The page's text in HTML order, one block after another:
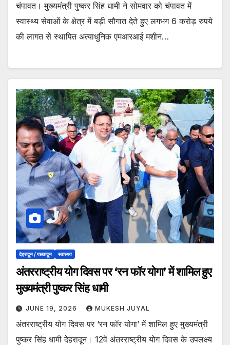
चंपावत। मुख्यमंत्री पुष्कर सिंह धामी ने सोमवार को चंपावत में
स्वास्थ्य सेवाओं के क्षेत्र में बड़ी सौगात देते हुए लगभग 6 करोड़ रुपये
की लागत से स्थापित अत्याधुनिक एमआरआई मशीन…
देहरादून / पछवादून स्वास्थ्य
अंतरराष्ट्रीय योग दिवस पर ‘रन फॉर योगा’ में शामिल हुए
मुख्यमंत्री पुष्कर सिंह धामी
JUNE 19, 2026 MUKESH JUYAL
अंतरराष्ट्रीय योग दिवस पर ‘रन फॉर योगा’ में शामिल हुए मुख्यमंत्री
पुष्कर सिंह धामी देहरादून। 12वें अंतरराष्ट्रीय योग दिवस के उपलक्ष्य